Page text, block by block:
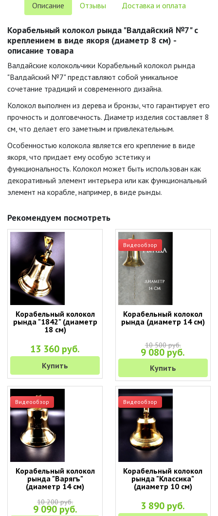
Описание Отзывы Доставка и оплата
Корабельный колокол рында "Валдайский №7" с
креплением в виде якоря (диаметр 8 см) -
описание товара
Валдайские колокольчики Корабельный колокол рында
"Валдайский №7" представляют собой уникальное
сочетание традиций и современного дизайна.
Колокол выполнен из дерева и бронзы, что гарантирует его
прочность и долговечность. Диаметр изделия составляет 8
см, что делает его заметным и привлекательным.
Особенностью колокола является его крепление в виде
якоря, что придает ему особую эстетику и
функциональность. Колокол может быть использован как
декоративный элемент интерьера или как функциональный
элемент на корабле, например, в виде рынды.
Рекомендуем посмотреть
Корабельный колокол
рында "1842" (диаметр
18 см)
13 360 руб.
Купить
Видеообзор
Корабельный колокол
рында (диаметр 14 см)
10 500 руб.
9 080 руб.
Купить
Видеообзор
Корабельный колокол
рында "Варягъ"
(диаметр 14 см)
10 200 руб.
9 090 руб.
Видеообзор
Корабельный колокол
рында "Классика"
(диаметр 10 см)
3 890 руб.